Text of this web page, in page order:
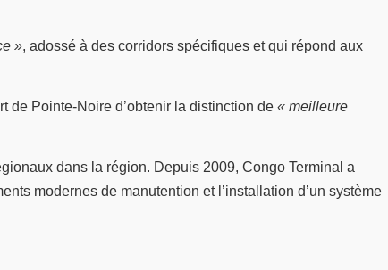
», adossé à des corridors spécifiques et qui répond aux
de Pointe-Noire d’obtenir la distinction de « meilleure
dans la région. Depuis 2009, Congo Terminal a
modernes de manutention et l’installation d’un système